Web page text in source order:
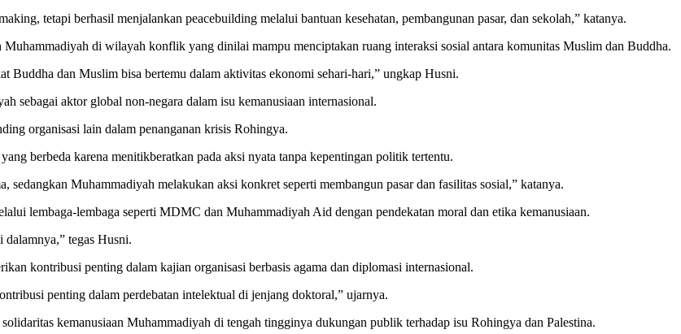
tetapi berhasil menjalankan peacebuilding melalui bantuan kesehatan, pembangunan pasar, dan sekolah,” katanya.
Muhammadiyah di wilayah konflik yang dinilai mampu menciptakan ruang interaksi sosial antara komunitas Muslim dan Buddha.
Buddha dan Muslim bisa bertemu dalam aktivitas ekonomi sehari-hari,” ungkap Husni.
sebagai aktor global non-negara dalam isu kemanusiaan internasional.
organisasi lain dalam penanganan krisis Rohingya.
berbeda karena menitikberatkan pada aksi nyata tanpa kepentingan politik tertentu.
Muhammadiyah melakukan aksi konkret seperti membangun pasar dan fasilitas sosial,” katanya.
lembaga-lembaga seperti MDMC dan Muhammadiyah Aid dengan pendekatan moral dan etika kemanusiaan.
tegas Husni.
kontribusi penting dalam kajian organisasi berbasis agama dan diplomasi internasional.
penting dalam perdebatan intelektual di jenjang doktoral,” ujarnya.
kemanusiaan Muhammadiyah di tengah tingginya dukungan publik terhadap isu Rohingya dan Palestina.